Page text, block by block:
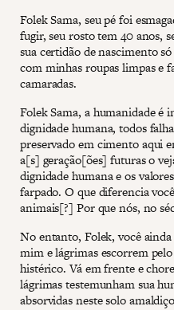
Folek Sama, seu pé foi
fugir, seu rosto tem 40 anos,
sua certidão de nascimento
com minhas roupas limpas e
camaradas.
Folek Sama, a humanidade é
dignidade humana, todos
preservado em cimento aqui
a[s] geração[ões] futuras o
dignidade humana e os
farpado. O que diferencia
animais[?] Por que nós, no
No entanto, Folek, você
mim e lágrimas escorrem
histérico. Vá em frente e
lágrimas testemunham sua
absorvidas neste solo